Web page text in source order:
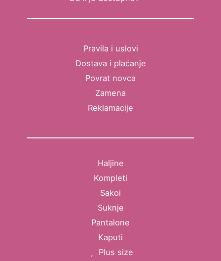
Pravila i uslovi
Dostava i plaćanje
Povrat novca
Zamena
Reklamacije
Haljine
Kompleti
Sakoi
Suknje
Pantalone
Kaputi
Plus size